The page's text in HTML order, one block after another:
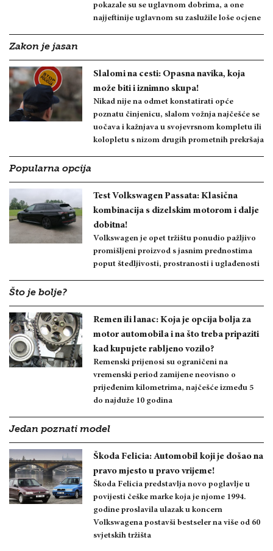
pokazale su se uglavnom dobrima, a one
najjeftinije uglavnom su zaslužile loše ocjene
Zakon je jasan
Slalomi na cesti: Opasna navika, koja
može biti i iznimno skupa!
Nikad nije na odmet konstatirati opće
poznatu činjenicu, slalom vožnja najčešće se
uočava i kažnjava u svojevrsnom kompletu ili
kolopletu s nizom drugih prometnih prekršaja
Popularna opcija
Test Volkswagen Passata: Klasična
kombinacija s dizelskim motorom i dalje
dobitna!
Volkswagen je opet tržištu ponudio pažljivo
promišljeni proizvod s jasnim prednostima
poput štedljivosti, prostranosti i uglađenosti
Što je bolje?
Remen ili lanac: Koja je opcija bolja za
motor automobila i na što treba pripaziti
kad kupujete rabljeno vozilo?
Remenski prijenosi su ograničeni na
vremenski period zamijene neovisno o
prijeđenim kilometrima, najčešće između 5
do najduže 10 godina
Jedan poznati model
Škoda Felicia: Automobil koji je došao na
pravo mjesto u pravo vrijeme!
Škoda Felicia predstavlja novo poglavlje u
povijesti češke marke koja je njome 1994.
godine proslavila ulazak u koncern
Volkswagena postavši bestseler na više od 60
svjetskih tržišta